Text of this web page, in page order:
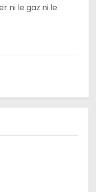
ni le gaz ni le